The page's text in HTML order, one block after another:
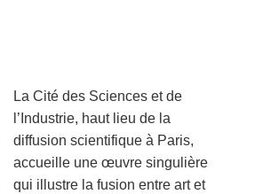
La Cité des Sciences et de
l’Industrie, haut lieu de la
diffusion scientifique à Paris,
accueille une œuvre singulière
qui illustre la fusion entre art et